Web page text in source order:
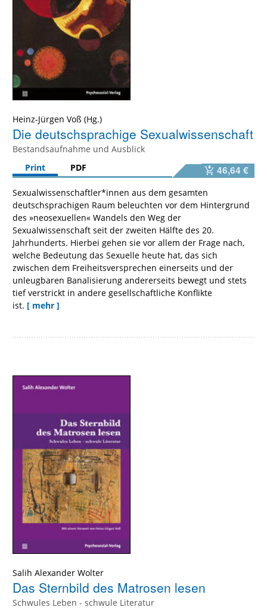
Heinz-Jürgen Voß
Die deutschsprachige Sexualwissenschaft
Bestandsaufnahme und Ausblick
Print
PDF 46,64 €
Sexualwissenschaftler*innen aus dem gesamten
deutschsprachigen Raum beleuchten vor dem Hintergrund
des »neosexuellen« Wandels den Weg der
Sexualwissenschaft seit der zweiten Hälfte des 20.
Jahrhunderts. Hierbei gehen sie vor allem der Frage nach,
welche Bedeutung das Sexuelle heute hat, das sich
zwischen dem Freiheitsversprechen einerseits und der
unleugbaren Banalisierung andererseits bewegt und stets
tief verstrickt in andere gesellschaftliche Konflikte
ist. [ mehr ]
Salih Alexander Wolter
Das Sternbild des Matrosen lesen
Schwules Leben - schwule Literatur